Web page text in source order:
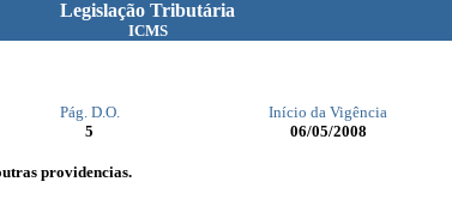
Legislação Tributária
ICMS
Pág. D.O. Início da Vigência
5 06/05/2008
providencias.